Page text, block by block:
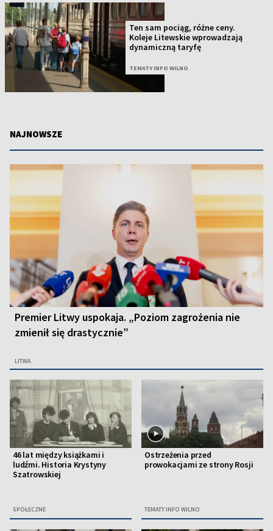
Ten sam pociąg, różne ceny.
Koleje Litewskie wprowadzają
dynamiczną taryfę
TEMATY INFO WILNO
NAJNOWSZE
Premier Litwy uspokaja. „Poziom zagrożenia nie
zmienił się drastycznie”
LITWA
46 lat między książkami i
ludźmi. Historia Krystyny
Szatrowskiej
SPOŁECZNE
Ostrzeżenia przed
prowokacjami ze strony Rosji
TEMATY INFO WILNO